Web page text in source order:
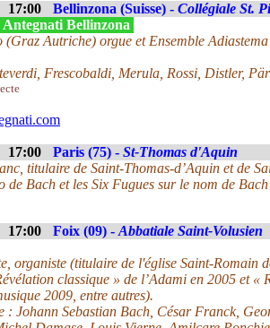
17:00 Bellinzona (Suisse) - Collégiale St.
Bellinzona
(Graz Autriche) orgue et Ensemble
Frescobaldi, Merula, Rossi, Distler,
17:00 Paris (75) - St-Thomas d'Aquin
titulaire de Saint-Thomas-d’Aquin et de
de Bach et les Six Fugues sur le nom de
17:00 Foix (09) - Abbatiale Saint-Volusien
organiste (titulaire de l'église Saint-Romain
classique » de l’Adami en 2005 et «
2009, entre autres).
: Johann Sebastian Bach, César Franck,